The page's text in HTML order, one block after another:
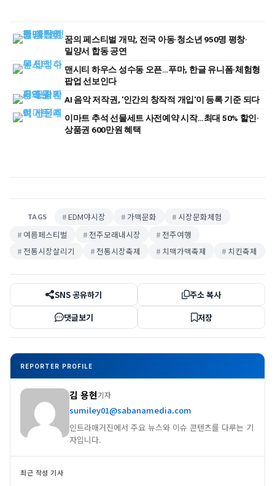
꿈의 페스티벌 개막, 전국 아동·청소년 950명 평창·
밀양서 합동 공연
맨시티 하우스 성수동 오픈…푸마, 한글 유니폼·체험형
팝업 선보인다
AI 음악 저작권, '인간의 창작적 개입'이 등록 기준 되다
이마트 추석 선물세트 사전예약 시작…최대 50% 할인·
상품권 600만원 혜택
TAGS EDM야시장 가맥문화
시장문화체험
여름페스티벌
전주모래내시장
전주여행
전통시장살리기
전통시장축제 치맥가맥축제 치킨축제
SNS 공유하기
주소 복사
댓글보기
저장
REPORTER PROFILE
김 용현기자
sumiley01@sabanamedia.com
인트라매거진에서 주요 뉴스와 이슈 콘텐츠를 다루는 기
자입니다.
최근 작성 기사